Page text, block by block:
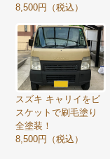
8,500円（税込）
スズキ キャリイをビ
スケットで刷毛塗り
全塗装！
8,500円（税込）